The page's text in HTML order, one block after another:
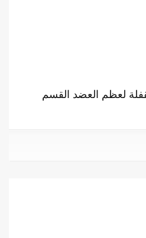
مقفلة لعظم العضد القسم